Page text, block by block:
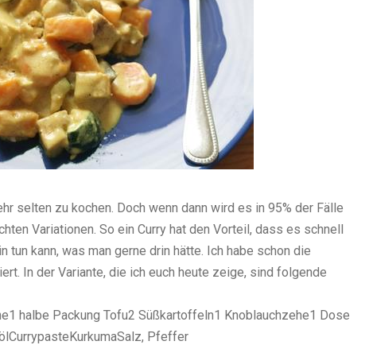
selten zu kochen. Doch wenn dann wird es in 95% der Fälle
Variationen. So ein Curry hat den Vorteil, dass es schnell
kann, was man gerne drin hätte. Ich habe schon die
In der Variante, die ich euch heute zeige, sind folgende
halbe Packung Tofu2 Süßkartoffeln1 Knoblauchzehe1 Dose
Pfeffer